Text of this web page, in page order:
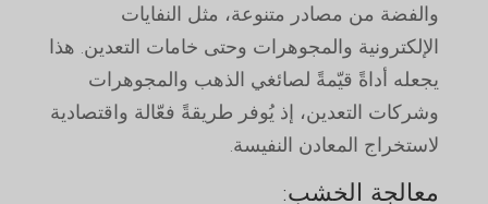
والفضة من مصادر متنوعة، مثل النفايات
الإلكترونية والمجوهرات وحتى خامات التعدين. هذا
يجعله أداةً قيّمةً لصائغي الذهب والمجوهرات
وشركات التعدين، إذ يُوفر طريقةً فعّالة واقتصادية
لاستخراج المعادن النفيسة.
معالجة الخشب: